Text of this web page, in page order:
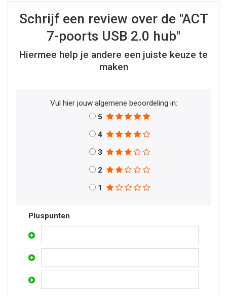
Schrijf een review over de "ACT
7-poorts USB 2.0 hub"
Hiermee help je andere een juiste keuze te
maken
Vul hier jouw algemene beoordeling in:
5
4
3
2
1
Pluspunten